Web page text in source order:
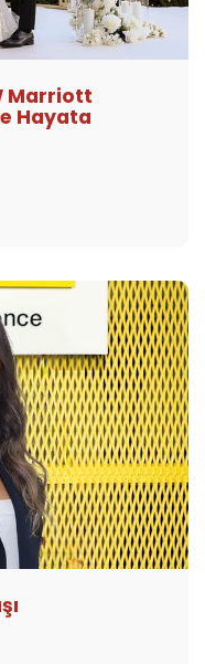
Marriott
Hayata